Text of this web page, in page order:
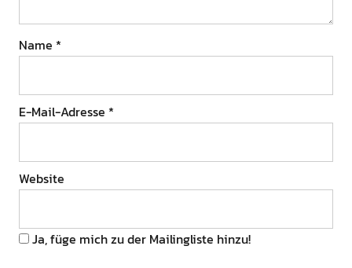
Name *
E-Mail-Adresse *
Website
Ja, füge mich zu der Mailingliste hinzu!